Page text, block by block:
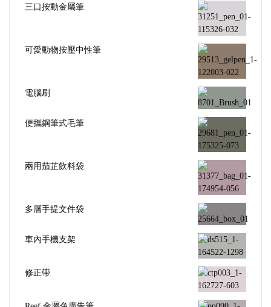
三口按動金屬筆
可愛動物按壓中性筆
電腦刷
便攜鋼筆式毛筆
兩用茄芷飲料袋
多層手提文件袋
車內手機支架
修正帶